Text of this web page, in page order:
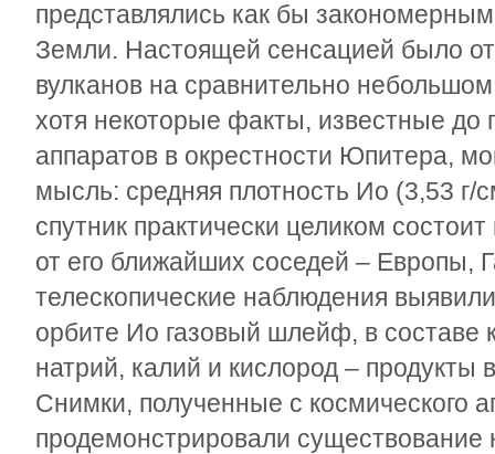
представлялись как бы
Земли. Настоящей сенсацией было
вулканов на сравнительно
хотя некоторые факты, известные до
аппаратов в окрестности Юпитера,
мысль: средняя плотность Ио (3,53 г/
спутник практически целиком
от его ближайших соседей – Европы,
телескопические наблюдения
орбите Ио газовый шлейф, в составе
натрий, калий и кислород – продукты
Снимки, полученные с
продемонстрировали существование